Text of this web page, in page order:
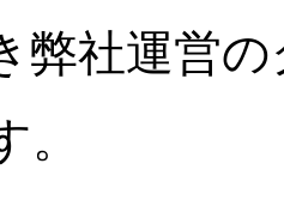
弊社運営
。